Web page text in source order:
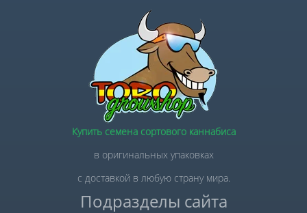
Купить семена сортового каннабиса
в оригинальных упаковках
с доставкой в любую страну мира.
Подразделы сайта